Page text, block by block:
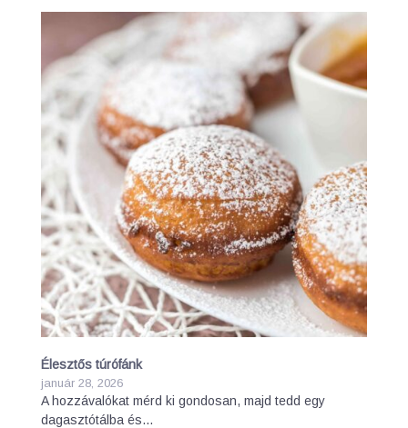
Élesztős túrófánk
január 28, 2026
A hozzávalókat mérd ki gondosan, majd tedd egy
dagasztótálba és…